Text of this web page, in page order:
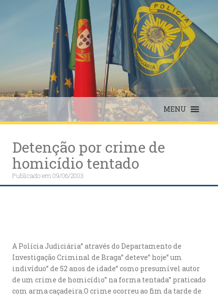
MENU
Detenção por crime de
homicídio tentado
Publicado em09/06/2003
A Polícia Judiciária” através do Departamento de
Investigação Criminal de Braga” deteve” hoje” um
indivíduo” de 52 anos de idade” como presumível autor
de um crime de homicídio” na forma tentada” praticado
com arma caçadeira.O crime ocorreu ao fim da tarde de